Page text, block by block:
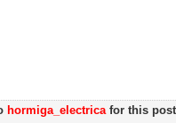
hormiga_electricafor this